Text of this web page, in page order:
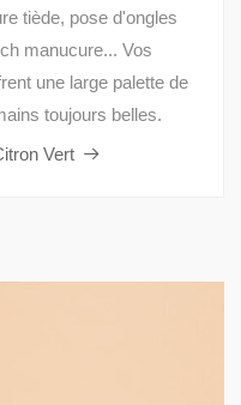
tiède, pose d'ongles
manucure... Vos
une large palette de
toujours belles.
Vert